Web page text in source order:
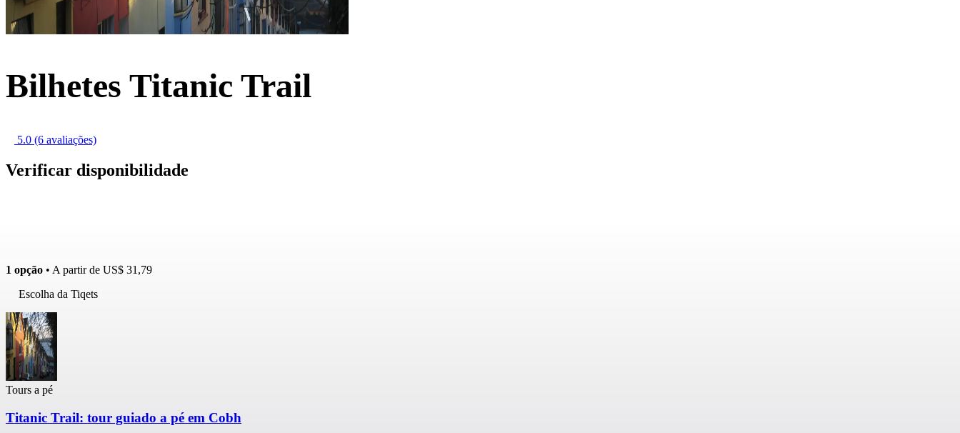
Bilhetes Titanic Trail
5.0 (6 avaliações)
Verificar disponibilidade
1 opção • A partir de US$ 31,79
Escolha da Tiqets
Tours a pé
Titanic Trail: tour guiado a pé em Cobh